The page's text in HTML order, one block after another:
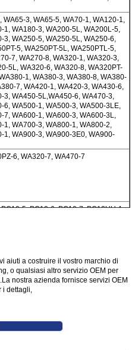
3, WA65-5, WA70-1, WA120-1,
1, WA180-3, WA200-5L, WA200L-5,
3, WA250-5, WA250-5L, WA250-6,
5, WA250PT-5L, WA250PTL-5,
7, WA270-8, WA320-1, WA320-3,
5L, WA320-6, WA320-8, WA320PT-
1, WA380-3, WA380-8, WA380-
7, WA420-1, WA420-3, WA430-6,
3, WA450-5L,WA450-6, WA470-3,
6, WA500-1, WA500-3, WA500-3LE,
7, WA600-1, WA600-3, WA600-3L,
1, WA700-3, WA800-1, WA800-2,
1, WA900-3, WA900-3E0, WA900-
6, WA320-7, WA470-7
5, PC10-6, PC10-7, PC12UU-1,
1, PC30-5, PC30-6, PC30-7,
3, PC710-5, PC75UU-1, PC80-3,
1, PC100-3, PC100-1/-2, PC100L-3,
5, PC100L-5, PC120-3, PC120-5,
PC150LC-3,PC200-1, PC200-3,
D20Q-6, D20S-6, D20S-5, D21A-5,
aiuti a costruire il vostro marchio di
o qualsiasi altro servizio OEM per
nostra azienda fornisce servizi OEM
dettagli,